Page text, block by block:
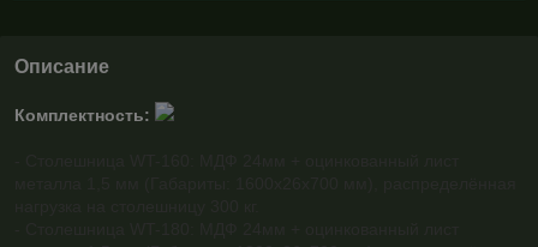
Описание
Комплектность: